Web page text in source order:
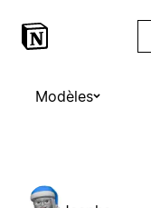
Modèles